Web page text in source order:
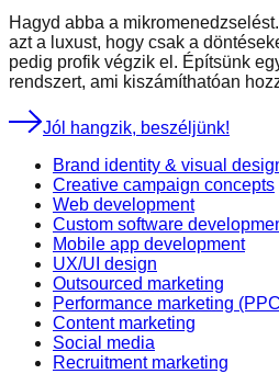
Hagyd abba a
azt a luxust, hogy csak a
pedig profik végzik el. Építsünk
rendszert, ami kiszámíthatóan
Jól hangzik, beszéljünk!
Brand identity & visual
Creative campaign concepts
Web development
Custom software
Mobile app development
UX/UI design
Outsourced marketing
Performance marketing
Content marketing
Social media
Recruitment marketing